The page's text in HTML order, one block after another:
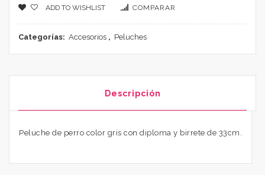
ADD TO WISHLIST COMPARAR
Categorías: Accesorios , Peluches
Descripción
Peluche de perro color gris con diploma y birrete de 33cm.